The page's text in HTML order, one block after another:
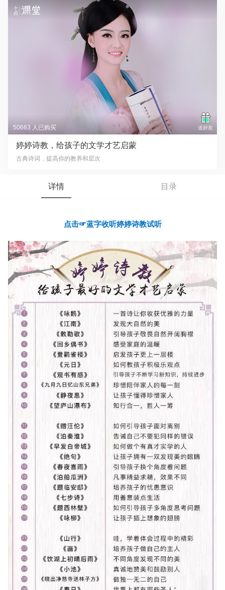
50663 人已购买 送好友
婷婷诗教，给孩子的文学才艺启蒙
古典诗词，提高你的教养和层次
详情 目录
点击☞蓝字收听婷婷诗教试听